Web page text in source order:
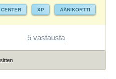
CENTER XP ÄÄNIKORTTI
5 vastausta